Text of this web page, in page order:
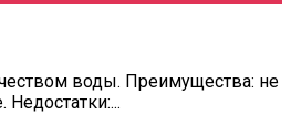
воды. Преимущества: не